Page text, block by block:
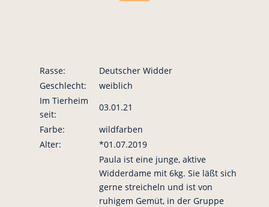
Rasse:
Deutscher Widder
Geschlecht:
weiblich
Im Tierheim
seit:
03.01.21
Farbe:
wildfarben
Alter:
*01.07.2019
Paula ist eine junge, aktive
Widderdame mit 6kg. Sie läßt sich
gerne streicheln und ist von
ruhigem Gemüt, in der Gruppe